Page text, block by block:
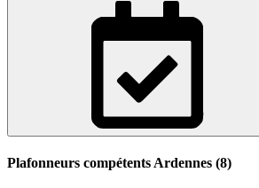
Plafonneurs compétents Ardennes (8)